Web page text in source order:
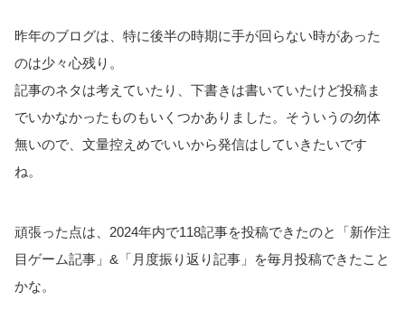
昨年のブログは、特に後半の時期に手が回らない時があった
のは少々心残り。
記事のネタは考えていたり、下書きは書いていたけど投稿ま
でいかなかったものもいくつかありました。そういうの勿体
無いので、文量控えめでいいから発信はしていきたいです
ね。
頑張った点は、2024年内で118記事を投稿できたのと「新作注
目ゲーム記事」&「月度振り返り記事」を毎月投稿できたこと
かな。